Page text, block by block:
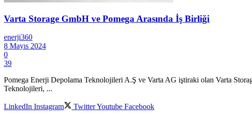
Varta Storage GmbH ve Pomega Arasında İş Birliği
enerji360
8 Mayıs 2024
0
39
Pomega Enerji Depolama Teknolojileri A.Ş ve Varta AG iştiraki olan Varta
Teknolojileri, ...
LinkedIn Instagram TwitterYoutube Facebook